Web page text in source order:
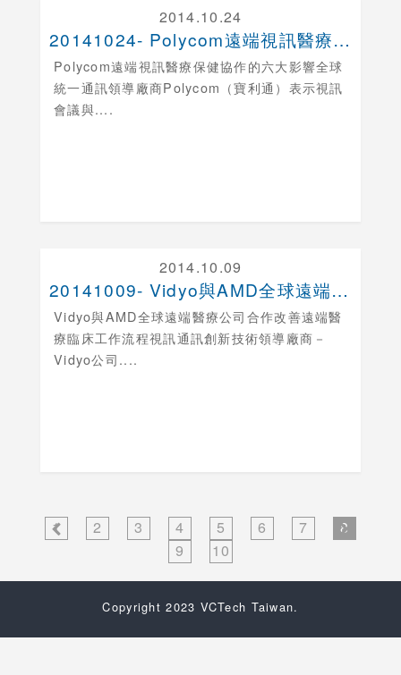
2014.10.24
20141024- Polycom遠端視訊醫療保健....
Polycom遠端視訊醫療保健協作的六大影響全球
統一通訊領導廠商Polycom（寶利通）表示視訊
會議與....
2014.10.09
20141009- Vidyo與AMD全球遠端醫療....
Vidyo與AMD全球遠端醫療公司合作改善遠端醫
療臨床工作流程視訊通訊創新技術領導廠商－
Vidyo公司....
1 2 3 4 5 6 7
8
9
10
Copyright 2023 VCTech Taiwan.